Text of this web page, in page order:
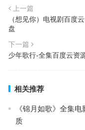
上一篇
（想见你）电视剧百度
盘
下一篇
少年歌行-全集百度云资
相关推荐
《锦月如歌》全集
质